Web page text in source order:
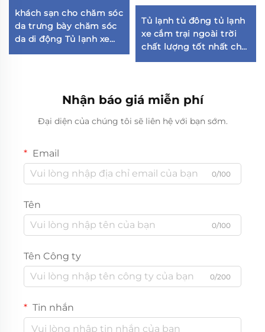
khách sạn cho chăm sóc
da trưng bày chăm sóc
da di động Tủ lạnh xe
hơi nhỏ cho phòng ngủ
Tủ lạnh tủ đông tủ lạnh
xe cắm trại ngoài trời
chất lượng tốt nhất cho
xe ô tô và nhà ở sử dụng
Nhận báo giá miễn phí
Đại diện của chúng tôi sẽ liên hệ với bạn sớm.
Email
0/100
Tên
0/100
Tên Công ty
0/200
Tin nhắn